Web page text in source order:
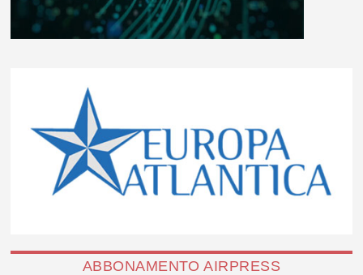
ABBONAMENTO AIRPRESS